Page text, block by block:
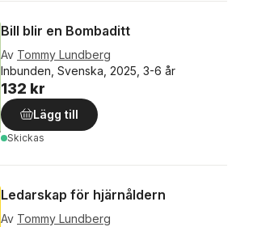
Bill blir en Bombaditt
Av Tommy Lundberg
Inbunden, Svenska, 2025, 3-6 år
132 kr
Lägg till
Skickas
Ledarskap för hjärnåldern
Av Tommy Lundberg